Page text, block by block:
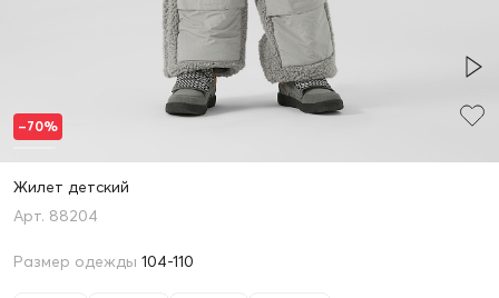
Жилет детский
88204
Размер одежды 104-110
–70%